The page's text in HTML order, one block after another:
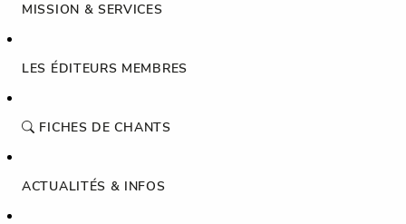
MISSION & SERVICES
LES ÉDITEURS MEMBRES
FICHES DE CHANTS
ACTUALITÉS & INFOS